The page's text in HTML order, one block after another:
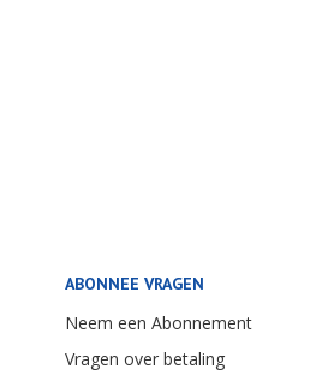
ABONNEE VRAGEN
Neem een Abonnement
Vragen over betaling